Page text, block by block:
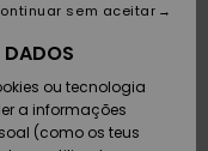
DADOS
ou tecnologia
a informações
(como os teus
sem aceitar